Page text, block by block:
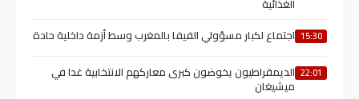
الغذائية
15:30 اجتماع لكبار مسؤولي الفيفا بالمغرب وسط أزمة داخلية حادة
22:01 الديمقراطيون يخوضون كبرى معاركهم الانتخابية غدا في
ميشيغان